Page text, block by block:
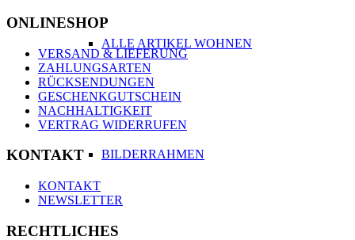
ALLE ARTIKEL WOHNEN
BILDERRAHMEN
ONLINESHOP
VERSAND & LIEFERUNG
ZAHLUNGSARTEN
RÜCKSENDUNGEN
GESCHENKGUTSCHEIN
NACHHALTIGKEIT
VERTRAG WIDERRUFEN
KONTAKT
KONTAKT
NEWSLETTER
RECHTLICHES